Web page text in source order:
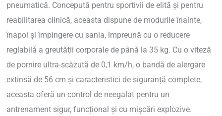
pneumatică. Concepută pentru sportivii de elită și pentru
reabilitarea clinică, aceasta dispune de modurile înainte,
înapoi și împingere cu sania, împreună cu o reducere
reglabilă a greutății corporale de până la 35 kg. Cu o viteză
de pornire ultra-scăzută de 0,1 km/h, o bandă de alergare
extinsă de 56 cm și caracteristici de siguranță complete,
aceasta oferă un control de neegalat pentru un
antrenament sigur, funcțional și cu mișcări explozive.